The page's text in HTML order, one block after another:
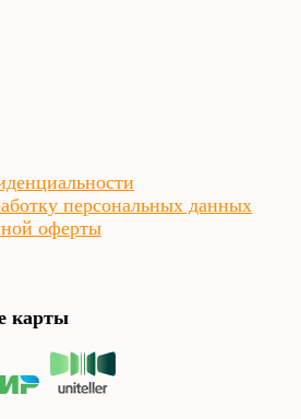
персональных данных
оферты
карты